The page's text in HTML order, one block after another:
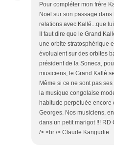
Pour compléter mon frère
Noël sur son passage
relations avec Kallé...que
Il faut dire que le Grand
une orbite stratosphérique
évoluaient sur des orbites
président de la Soneca,
musiciens, le Grand Kallé
Même si ce ne sont pas
la musique congolaise
habitude perpétuée encore
Georges. Nos musiciens,
dans un petit marigot !!!
/> <br /> Claude Kangudie.